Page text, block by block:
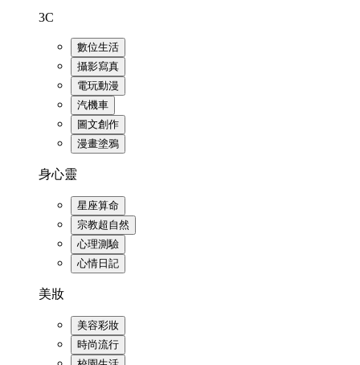
3C
數位生活
攝影寫真
電玩動漫
汽機車
圖文創作
漫畫塗鴉
身心靈
星座算命
宗教超自然
心理測驗
心情日記
美妝
美容彩妝
時尚流行